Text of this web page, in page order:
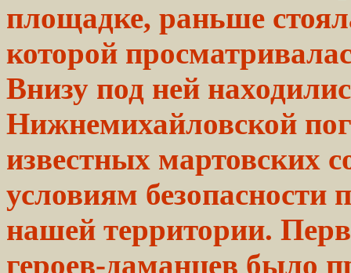
площадке, раньше
которой
Внизу под ней
Нижнемихайловской
известных мартовских
условиям безопасности
нашей территории.
героев-даманцев было